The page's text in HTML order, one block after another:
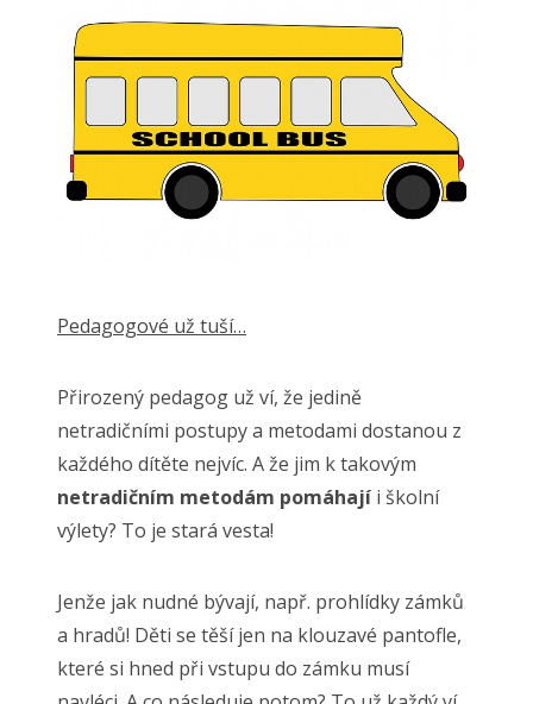
Pedagogové už tuší…
Přirozený pedagog už ví, že jedině
netradičními postupy a metodami dostanou z
každého dítěte nejvíc. A že jim k takovým
netradičním metodám pomáhají i školní
výlety? To je stará vesta!
Jenže jak nudné bývají, např. prohlídky zámků
a hradů! Děti se těší jen na klouzavé pantofle,
které si hned při vstupu do zámku musí